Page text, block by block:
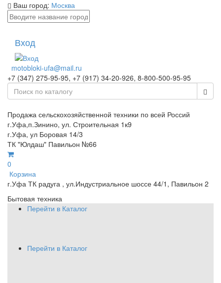
Ваш город: Москва
Вход
motobloki-ufa@mail.ru
+7 (347) 275-95-95, +7 (917) 34-20-926, 8-800-500-95-95
Продажа сельскохозяйственной техники по всей Россий
г.Уфа,п.Зинино, ул. Строительная 1к9
г.Уфа, ул Боровая 14/3
ТК "Юлдаш" Павильон №66
0
Корзина
г.Уфа ТК радуга , ул.Индустриальное шоссе 44/1, Павильон 2
Бытовая техника
Перейти в Каталог
Перейти в Каталог